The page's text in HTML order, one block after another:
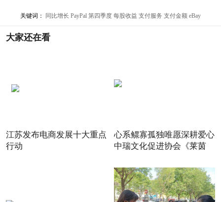
关键词： 同比增长 PayPal 第四季度 每股收益 支付服务 支付金额 eBay
大家还在看
江苏发布电商发展十大重点
行动
心系鳏寡孤独唯愿深耕爱心
中瑞文化促进协会《莱茵